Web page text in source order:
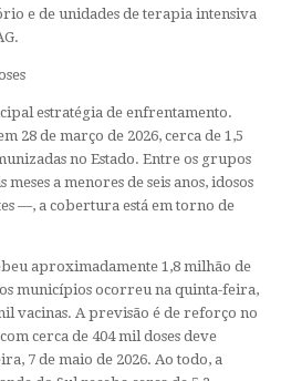
e de unidades de terapia intensiva
estratégia de enfrentamento.
28 de março de 2026, cerca de 1,5
no Estado. Entre os grupos
a menores de seis anos, idosos
—, a cobertura está em torno de
aproximadamente 1,8 milhão de
municípios ocorreu na quinta-feira,
vacinas. A previsão é de reforço no
cerca de 404 mil doses deve
7 de maio de 2026. Ao todo, a